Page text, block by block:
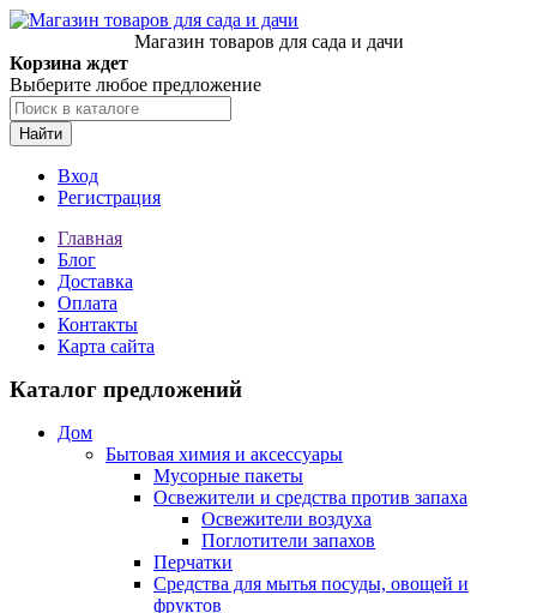
Магазин товаров для сада и дачи
Корзина ждет
Выберите любое предложение
Найти
Вход
Регистрация
Главная
Блог
Доставка
Оплата
Контакты
Карта сайта
Каталог предложений
Дом
Бытовая химия и аксессуары
Мусорные пакеты
Освежители и средства против запаха
Освежители воздуха
Поглотители запахов
Перчатки
Средства для мытья посуды, овощей и
фруктов